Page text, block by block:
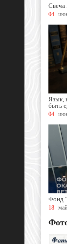
Свеча
04
Язык,
быть
04
Фонд
18